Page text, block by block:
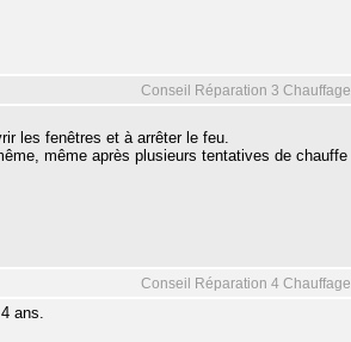
Conseil Réparation 3 Chauffage
les fenêtres et à arrêter le feu.
même après plusieurs tentatives de chauffe
Conseil Réparation 4 Chauffage
ans.